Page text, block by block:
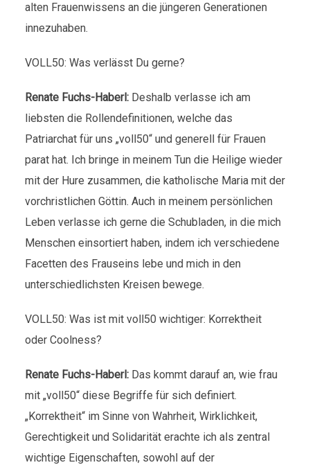
alten Frauenwissens an die jüngeren Generationen
innezuhaben.
VOLL50: Was verlässt Du gerne?
Renate Fuchs-Haberl:Deshalb verlasse ich am
liebsten die Rollendefinitionen, welche das
Patriarchat für uns „voll50“ und generell für Frauen
parat hat. Ich bringe in meinem Tun die Heilige wieder
mit der Hure zusammen, die katholische Maria mit der
vorchristlichen Göttin. Auch in meinem persönlichen
Leben verlasse ich gerne die Schubladen, in die mich
Menschen einsortiert haben, indem ich verschiedene
Facetten des Frauseins lebe und mich in den
unterschiedlichsten Kreisen bewege.
VOLL50: Was ist mit voll50 wichtiger: Korrektheit
oder Coolness?
Renate Fuchs-Haberl: Das kommt darauf an, wie frau
mit „voll50“ diese Begriffe für sich definiert.
„Korrektheit“ im Sinne von Wahrheit, Wirklichkeit,
Gerechtigkeit und Solidarität erachte ich als zentral
wichtige Eigenschaften, sowohl auf der